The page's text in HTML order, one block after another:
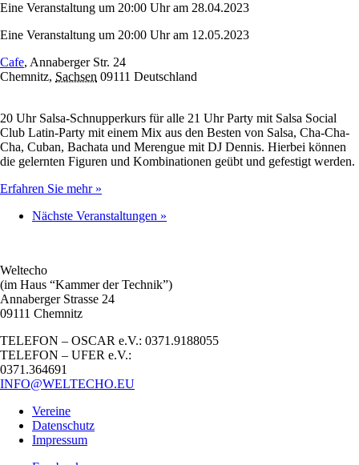
Eine Veranstaltung um 20:00 Uhr am 28.04.2023
Eine Veranstaltung um 20:00 Uhr am 12.05.2023
Cafe, Annaberger Str. 24
Chemnitz, Sachsen 09111 Deutschland
20 Uhr Salsa-Schnupperkurs für alle 21 Uhr Party mit Salsa Social
Club Latin-Party mit einem Mix aus den Besten von Salsa, Cha-Cha-
Cha, Cuban, Bachata und Merengue mit DJ Dennis. Hierbei können
die gelernten Figuren und Kombinationen geübt und gefestigt werden.
Erfahren Sie mehr »
Nächste Veranstaltungen »
Weltecho
(im Haus “Kammer der Technik”)
Annaberger Strasse 24
09111 Chemnitz
TELEFON – OSCAR e.V.: 0371.9188055
TELEFON – UFER e.V.:
0371.364691
INFO@WELTECHO.EU
Vereine
Datenschutz
Impressum